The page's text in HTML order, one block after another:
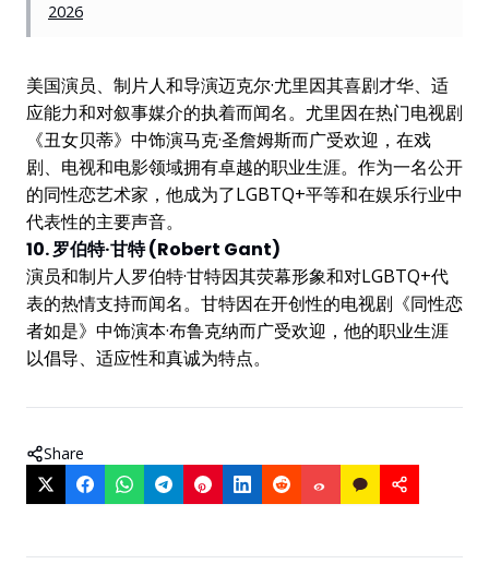
2026
美国演员、制片人和导演迈克尔·尤里因其喜剧才华、适
应能力和对叙事媒介的执着而闻名。尤里因在热门电视剧
《丑女贝蒂》中饰演马克·圣詹姆斯而广受欢迎，在戏
剧、电视和电影领域拥有卓越的职业生涯。作为一名公开
的同性恋艺术家，他成为了LGBTQ+平等和在娱乐行业中
代表性的主要声音。
10. 罗伯特·甘特 (Robert Gant)
演员和制片人罗伯特·甘特因其荧幕形象和对LGBTQ+代
表的热情支持而闻名。甘特因在开创性的电视剧《同性恋
者如是》中饰演本·布鲁克纳而广受欢迎，他的职业生涯
以倡导、适应性和真诚为特点。
Share